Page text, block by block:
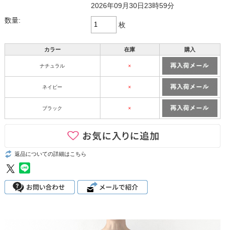
2026年09月30日23時59分
数量:
枚
カラー 在庫 購入
ナチュラル ×
ネイビー ×
ブラック ×
返品についての詳細はこちら